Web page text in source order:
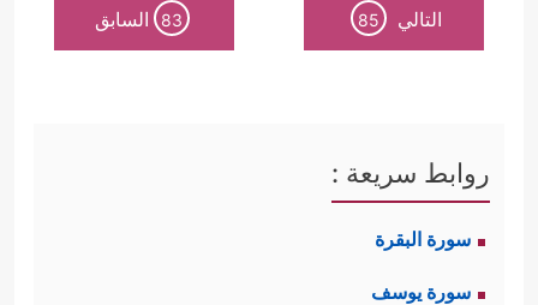
التالي 85
83 السابق
روابط سريعة :
سورة البقرة
سورة يوسف